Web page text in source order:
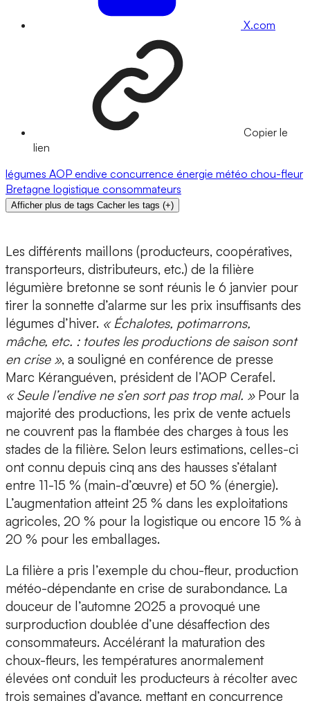
X.com
Copier le
lien
légumes AOP endive concurrence énergie météo chou-fleur
Bretagne logistique consommateurs
Afficher plus de tags Cacher les tags (+)
Les différents maillons (producteurs, coopératives,
transporteurs, distributeurs, etc.) de la filière
légumière bretonne se sont réunis le 6 janvier pour
tirer la sonnette d’alarme sur les prix insuffisants des
légumes d’hiver. « Échalotes, potimarrons,
mâche, etc. : toutes les productions de saison sont
en crise », a souligné en conférence de presse
Marc Kéranguéven, président de l’AOP Cerafel.
« Seule l’endive ne s’en sort pas trop mal. »Pour la
majorité des productions, les prix de vente actuels
ne couvrent pas la flambée des charges à tous les
stades de la filière. Selon leurs estimations, celles-ci
ont connu depuis cinq ans des hausses s’étalant
entre 11-15 % (main-d’œuvre) et 50 % (énergie).
L’augmentation atteint 25 % dans les exploitations
agricoles, 20 % pour la logistique ou encore 15 % à
20 % pour les emballages.
La filière a pris l’exemple du chou-fleur, production
météo-dépendante en crise de surabondance. La
douceur de l’automne 2025 a provoqué une
surproduction doublée d’une désaffection des
consommateurs. Accélérant la maturation des
choux-fleurs, les températures anormalement
élevées ont conduit les producteurs à récolter avec
trois semaines d’avance, mettant en concurrence